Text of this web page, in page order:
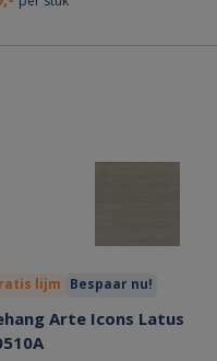
lijm Bespaar nu!
Arte Icons Latus